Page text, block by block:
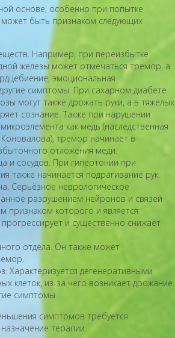
основе, особенно при попытке
может быть признаком следующих
Например, при переизбытке
железы может отмечаться тремор, а
эмоциональная
симптомы. При сахарном диабете
могут также дрожать руки, а в тяжёлых
сознание. Также при нарушении
как медь (наследственная
тремор начинает в
отложения меди.
и сосудов. При гипертонии при
также начинается подрагивание рук.
Серьёзное неврологическое
разрушением нейронов и связей
признаком которого и является
и существенно снижает
отдела. Он также может
Характеризуется дегенеративными
клеток, из-за чего возникает дрожание
симптомы.
симптомов требуется
терапии.